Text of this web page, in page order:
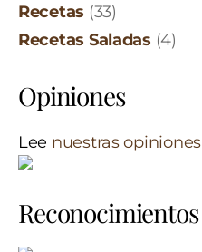
Recetas (33)
Recetas Saladas (4)
Opiniones
Lee nuestras opiniones
Reconocimientos